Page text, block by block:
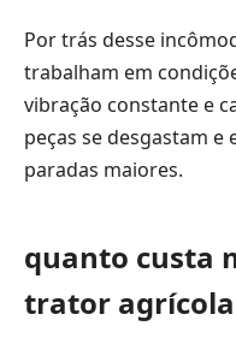
Por trás desse
trabalham em
vibração constante e
peças se desgastam
paradas maiores.
quanto custa
trator